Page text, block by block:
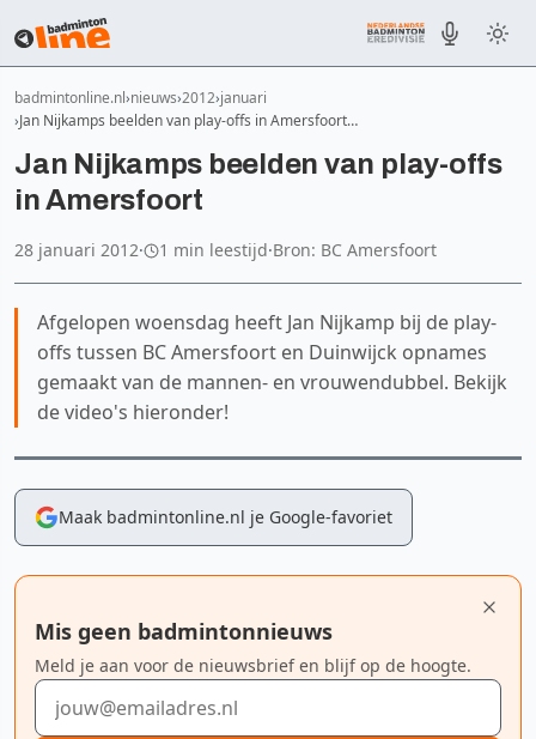
badmintonline.nl nieuws 2012 januari
Jan Nijkamps beelden van play-offs in Amersfoort…
Jan Nijkamps beelden van play-offs
in Amersfoort
28 januari 2012· 1 min leestijd·Bron: BC Amersfoort
Afgelopen woensdag heeft Jan Nijkamp bij de play-
offs tussen BC Amersfoort en Duinwijck opnames
gemaakt van de mannen- en vrouwendubbel. Bekijk
de video's hieronder!
Maak badmintonline.nl je Google-favoriet
Mis geen badmintonnieuws
Meld je aan voor de nieuwsbrief en blijf op de hoogte.
E-mailadres